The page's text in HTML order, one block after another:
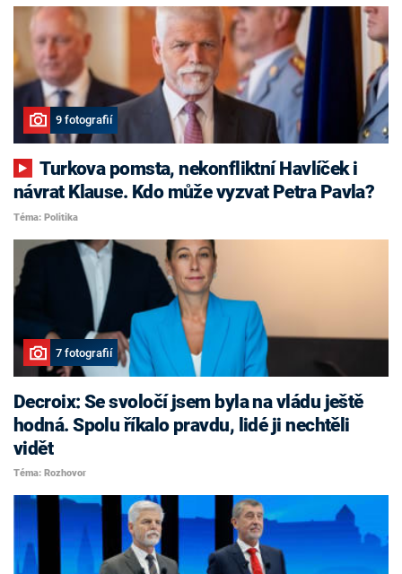
9 fotografií
Turkova pomsta, nekonfliktní Havlíček i
návrat Klause. Kdo může vyzvat Petra Pavla?
Téma: Politika
7 fotografií
Decroix: Se svoločí jsem byla na vládu ještě
hodná. Spolu říkalo pravdu, lidé ji nechtěli
vidět
Téma: Rozhovor